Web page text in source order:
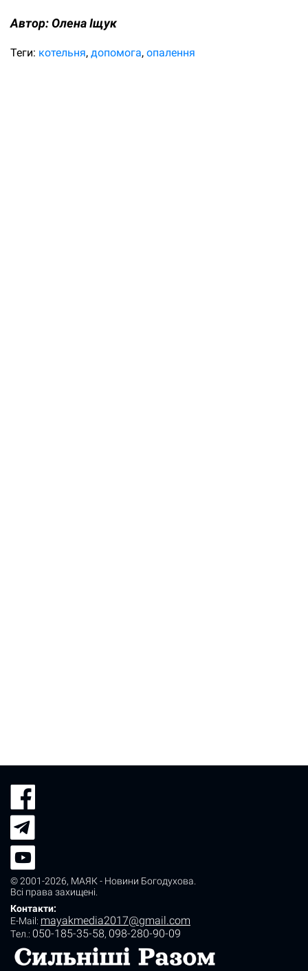
Автор:Олена Іщук
Теги: котельня допомога опалення
© 2001-2026, МАЯК - Новини Богодухова
Всі права захищені.
Контакти:
E-Mail: mayakmedia2017@gmail.com
Tел.: 050-185-35-58, 098-280-90-09